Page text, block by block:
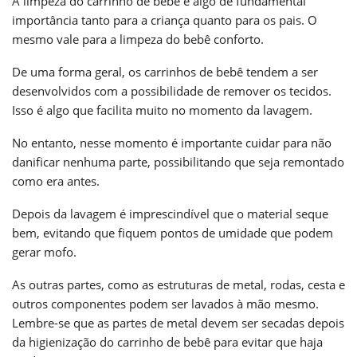
importância tanto para a criança quanto para os pais. O
mesmo vale para a limpeza do bebê conforto.
De uma forma geral, os carrinhos de bebê tendem a ser
desenvolvidos com a possibilidade de remover os tecidos.
Isso é algo que facilita muito no momento da lavagem.
No entanto, nesse momento é importante cuidar para não
danificar nenhuma parte, possibilitando que seja remontado
como era antes.
Depois da lavagem é imprescindível que o material seque
bem, evitando que fiquem pontos de umidade que podem
gerar mofo.
As outras partes, como as estruturas de metal, rodas, cesta e
outros componentes podem ser lavados à mão mesmo.
Lembre-se que as partes de metal devem ser secadas depois
da higienização do carrinho de bebê para evitar que haja